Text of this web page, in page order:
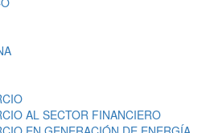
AL SECTOR FINANCIERO